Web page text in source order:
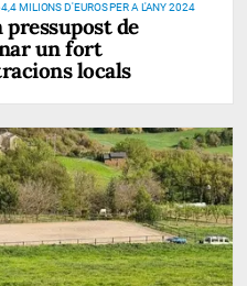
MILIONS D'EUROS PER A L'ANY 2024
de
locals